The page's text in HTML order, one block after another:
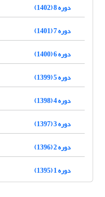
دوره 8 (1402)
دوره 7 (1401)
دوره 6 (1400)
دوره 5 (1399)
دوره 4 (1398)
دوره 3 (1397)
دوره 2 (1396)
دوره 1 (1395)